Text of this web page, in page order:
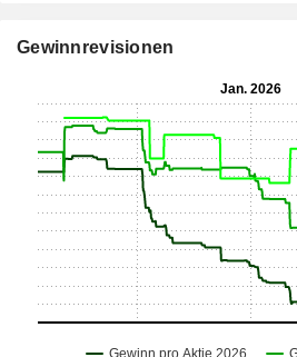
Gewinnrevisionen